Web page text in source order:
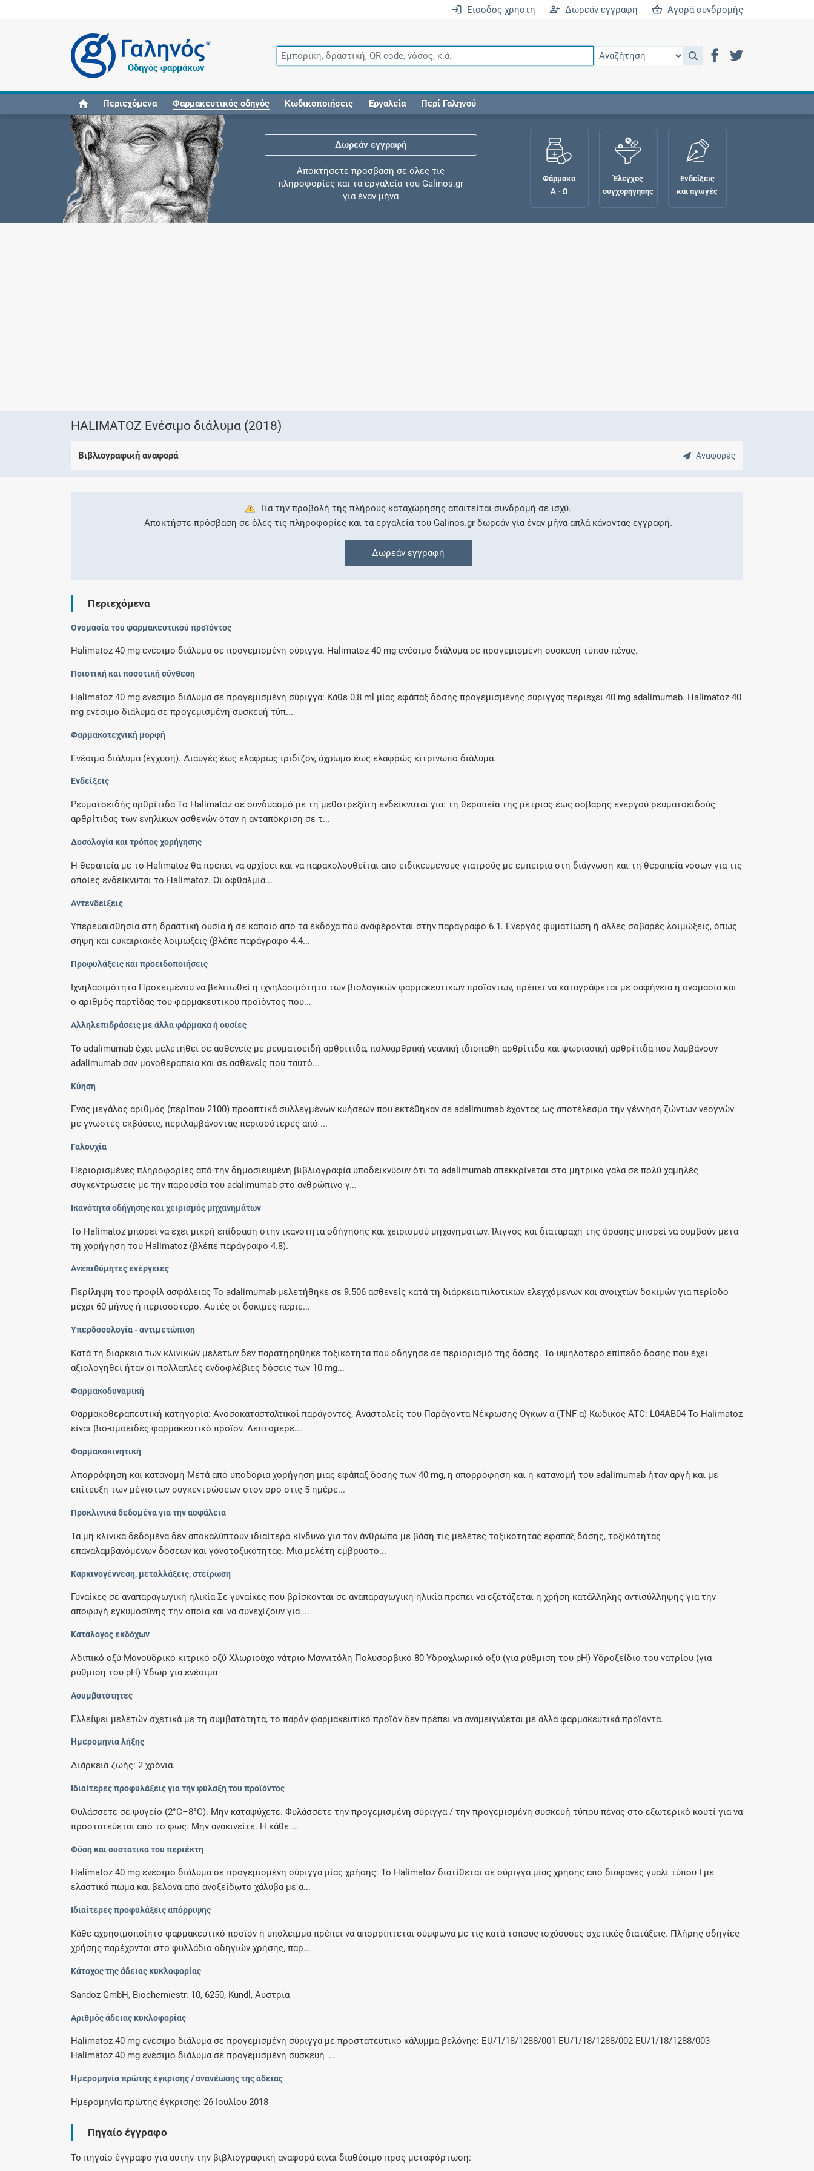
Είσοδος χρήστη Δωρεάν εγγραφή Αγορά συνδρομής
®
Οδηγός φαρμάκων
Περιεχόμενα Φαρμακευτικός οδηγός Κωδικοποιήσεις Εργαλεία Περί Γαληνού
Δωρεάν εγγραφή
Αποκτήσετε πρόσβαση σε όλες τις
πληροφορίες και τα εργαλεία του Galinos.gr
για έναν μήνα
ενός φαρμάκου κατά τη διάρκεια της
εγκυμοσύνης ή του θηλασμού
Συνδρομές
Ενδείξεις και αγωγές
Γνωρίζατε ότι...
Μοιραζόμαστε μαζί σας γεγονότα της
Φάρμακα
Α - Ω
Έλεγχος
συγχορήγησης
Ενδείξεις
και αγωγές
HALIMATOZ Ενέσιμο διάλυμα (2018)
Αναφορές
Βιβλιογραφική αναφορά
Για την προβολή της πλήρους καταχώρησης απαιτείται συνδρομή σε ισχύ.
Αποκτήστε πρόσβαση σε όλες τις πληροφορίες και τα εργαλεία του Galinos.gr δωρεάν για έναν μήνα απλά κάνοντας εγγραφή.
Δωρεάν εγγραφή
Περιεχόμενα
Ονομασία του φαρμακευτικού προϊόντος
Halimatoz 40 mg ενέσιμο διάλυμα σε προγεμισμένη σύριγγα. Halimatoz 40 mg ενέσιμο διάλυμα σε προγεμισμένη συσκευή τύπου πένας.
Ποιοτική και ποσοτική σύνθεση
Halimatoz 40 mg ενέσιμο διάλυμα σε προγεμισμένη σύριγγα: Κάθε 0,8 ml μίας εφάπαξ δόσης προγεμισμένης σύριγγας περιέχει 40 mg adalimumab. Halimatoz 40
mg ενέσιμο διάλυμα σε προγεμισμένη συσκευή τύπ...
Φαρμακοτεχνική μορφή
Ενέσιμο διάλυμα (έγχυση). Διαυγές έως ελαφρώς ιριδίζον, άχρωμο έως ελαφρώς κιτρινωπό διάλυμα.
Ενδείξεις
Ρευματοειδής αρθρίτιδα Το Halimatoz σε συνδυασμό με τη μεθοτρεξάτη ενδείκνυται για: τη θεραπεία της μέτριας έως σοβαρής ενεργού ρευματοειδούς
αρθρίτιδας των ενηλίκων ασθενών όταν η ανταπόκριση σε τ...
Δοσολογία και τρόπος χορήγησης
Η θεραπεία με το Halimatoz θα πρέπει να αρχίσει και να παρακολουθείται από ειδικευμένους γιατρούς με εμπειρία στη διάγνωση και τη θεραπεία νόσων για τις
οποίες ενδείκνυται το Halimatoz. Οι οφθαλμία...
Αντενδείξεις
Υπερευαισθησία στη δραστική ουσία ή σε κάποιο από τα έκδοχα που αναφέρονται στην παράγραφο 6.1. Ενεργός φυματίωση ή άλλες σοβαρές λοιμώξεις, όπως
σήψη και ευκαιριακές λοιμώξεις (βλέπε παράγραφο 4.4...
Προφυλάξεις και προειδοποιήσεις
Ιχνηλασιμότητα Προκειμένου να βελτιωθεί η ιχνηλασιμότητα των βιολογικών φαρμακευτικών προϊόντων, πρέπει να καταγράφεται με σαφήνεια η ονομασία και
ο αριθμός παρτίδας του φαρμακευτικού προϊόντος που...
Αλληλεπιδράσεις με άλλα φάρμακα ή ουσίες
Το adalimumab έχει μελετηθεί σε ασθενείς με ρευματοειδή αρθρίτιδα, πολυαρθρική νεανική ιδιοπαθή αρθρίτιδα και ψωριασική αρθρίτιδα που λαμβάνουν
adalimumab σαν μονοθεραπεία και σε ασθενείς που ταυτό...
Κύηση
Ένας μεγάλος αριθμός (περίπου 2100) προοπτικά συλλεγμένων κυήσεων που εκτέθηκαν σε adalimumab έχοντας ως αποτέλεσμα την γέννηση ζώντων νεογνών
με γνωστές εκβάσεις, περιλαμβάνοντας περισσότερες από ...
Γαλουχία
Περιορισμένες πληροφορίες από την δημοσιευμένη βιβλιογραφία υποδεικνύουν ότι το adalimumab απεκκρίνεται στο μητρικό γάλα σε πολύ χαμηλές
συγκεντρώσεις με την παρουσία του adalimumab στο ανθρώπινο γ...
Ικανότητα οδήγησης και χειρισμός μηχανημάτων
Το Halimatoz μπορεί να έχει μικρή επίδραση στην ικανότητα οδήγησης και χειρισμού μηχανημάτων. Ίλιγγος και διαταραχή της όρασης μπορεί να συμβούν μετά
τη χορήγηση του Halimatoz (βλέπε παράγραφο 4.8).
Ανεπιθύμητες ενέργειες
Περίληψη του προφίλ ασφάλειας Το adalimumab μελετήθηκε σε 9.506 ασθενείς κατά τη διάρκεια πιλοτικών ελεγχόμενων και ανοιχτών δοκιμών για περίοδο
μέχρι 60 μήνες ή περισσότερο. Αυτές οι δοκιμές περιε...
Υπερδοσολογία - αντιμετώπιση
Κατά τη διάρκεια των κλινικών μελετών δεν παρατηρήθηκε τοξικότητα που οδήγησε σε περιορισμό της δόσης. Το υψηλότερο επίπεδο δόσης που έχει
αξιολογηθεί ήταν οι πολλαπλές ενδοφλέβιες δόσεις των 10 mg...
Φαρμακοδυναμική
Φαρμακοθεραπευτική κατηγορία: Ανοσοκατασταλτικοί παράγοντες, Αναστολείς του Παράγοντα Νέκρωσης Όγκων α (TNF-α) Κωδικός ATC: L04AΒ04 Το Halimatoz
είναι βιο-ομοειδές φαρμακευτικό προϊόν. Λεπτομερε...
Φαρμακοκινητική
Απορρόφηση και κατανομή Μετά από υποδόρια χορήγηση μιας εφάπαξ δόσης των 40 mg, η απορρόφηση και η κατανομή του adalimumab ήταν αργή και με
επίτευξη των μέγιστων συγκεντρώσεων στον ορό στις 5 ημέρε...
Προκλινικά δεδομένα για την ασφάλεια
Τα μη κλινικά δεδομένα δεν αποκαλύπτουν ιδιαίτερο κίνδυνο για τον άνθρωπο με βάση τις μελέτες τοξικότητας εφάπαξ δόσης, τοξικότητας
επαναλαμβανόμενων δόσεων και γονοτοξικότητας. Μια μελέτη εμβρυοτο...
Καρκινογέννεση, μεταλλάξεις, στείρωση
Γυναίκες σε αναπαραγωγική ηλικία Σε γυναίκες που βρίσκονται σε αναπαραγωγική ηλικία πρέπει να εξετάζεται η χρήση κατάλληλης αντισύλληψης για την
αποφυγή εγκυμοσύνης την οποία και να συνεχίζουν για ...
Κατάλογος εκδόχων
Αδιπικό οξύ Μονοϋδρικό κιτρικό οξύ Χλωριούχο νάτριο Μαννιτόλη Πολυσορβικό 80 Υδροχλωρικό οξύ (για ρύθμιση του pH) Υδροξείδιο του νατρίου (για
ρύθμιση του pH) Ύδωρ για ενέσιμα
Ασυμβατότητες
Ελλείψει μελετών σχετικά με τη συμβατότητα, το παρόν φαρμακευτικό προϊόν δεν πρέπει να αναμειγνύεται με άλλα φαρμακευτικά προϊόντα.
Ημερομηνία λήξης
Διάρκεια ζωής: 2 χρόνια.
Ιδιαίτερες προφυλάξεις για την φύλαξη του προϊόντος
Φυλάσσετε σε ψυγείο (2°C–8°C). Μην καταψύχετε. Φυλάσσετε την προγεμισμένη σύριγγα / την προγεμισμένη συσκευή τύπου πένας στο εξωτερικό κουτί για να
προστατεύεται από το φως. Μην ανακινείτε. Η κάθε ...
Φύση και συστατικά του περιέκτη
Halimatoz 40 mg ενέσιμο διάλυμα σε προγεμισμένη σύριγγα μίας χρήσης: Το Halimatoz διατίθεται σε σύριγγα μίας χρήσης από διαφανές γυαλί τύπου Ι με
ελαστικό πώμα και βελόνα από ανοξείδωτο χάλυβα με α...
Ιδιαίτερες προφυλάξεις απόρριψης
Κάθε αχρησιμοποίητο φαρμακευτικό προϊόν ή υπόλειμμα πρέπει να απορρίπτεται σύμφωνα με τις κατά τόπους ισχύουσες σχετικές διατάξεις. Πλήρης οδηγίες
χρήσης παρέχονται στο φυλλάδιο οδηγιών χρήσης, παρ...
Κάτοχος της άδειας κυκλοφορίας
Sandoz GmbH, Biochemiestr. 10, 6250, Kundl, Αυστρία
Αριθμός άδειας κυκλοφορίας
Halimatoz 40 mg ενέσιμο διάλυμα σε προγεμισμένη σύριγγα με προστατευτικό κάλυμμα βελόνης: EU/1/18/1288/001 EU/1/18/1288/002 EU/1/18/1288/003
Halimatoz 40 mg ενέσιμο διάλυμα σε προγεμισμένη συσκευή ...
Ημερομηνία πρώτης έγκρισης / ανανέωσης της άδειας
Ημερομηνία πρώτης έγκρισης: 26 Ιουλίου 2018
Πηγαίο έγγραφο
Το πηγαίο έγγραφο για αυτήν την βιβλιογραφική αναφορά είναι διαθέσιμο προς μεταφόρτωση: